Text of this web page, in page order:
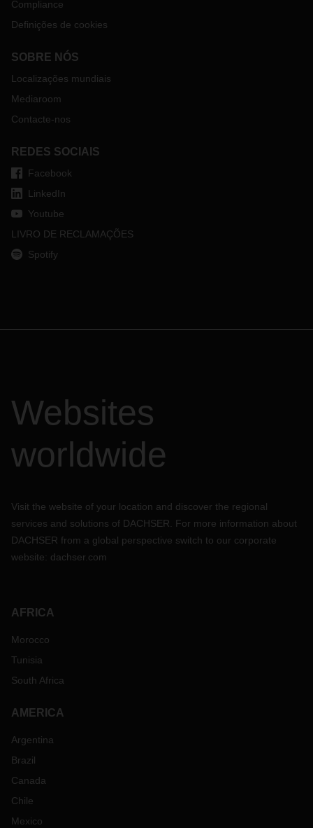
Compliance
Definições de cookies
SOBRE NÓS
Localizações mundiais
Mediaroom
Contacte-nos
REDES SOCIAIS
Facebook
LinkedIn
Youtube
LIVRO DE RECLAMAÇÕES
Spotify
Websites
worldwide
Visit the website of your location and discover the regional
services and solutions of DACHSER. For more information about
DACHSER from a global perspective switch to our corporate
website: dachser.com
AFRICA
Morocco
Tunisia
South Africa
AMERICA
Argentina
Brazil
Canada
Chile
Mexico